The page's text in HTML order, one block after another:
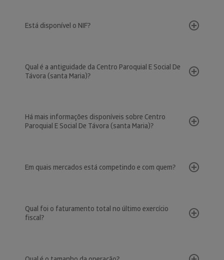
Está disponível o NIF?
Qual é a antiguidade da Centro Paroquial E Social De
Távora (santa Maria)?
Há mais informações disponíveis sobre Centro
Paroquial E Social De Távora (santa Maria)?
Em quais mercados está competindo e com quem?
Qual foi o faturamento total no último exercício
fiscal?